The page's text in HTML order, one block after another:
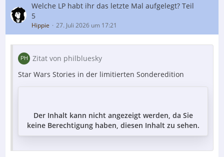
Welche LP habt ihr das letzte Mal aufgelegt? Teil
5
Hippie 27. Juli 2026 um 17:21
Zitat von philbluesky
Star Wars Stories in der limitierten Sonderedition
Der Inhalt kann nicht angezeigt werden, da Sie
keine Berechtigung haben, diesen Inhalt zu sehen.